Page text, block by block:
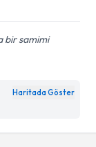
bir samimi
Haritada Göster